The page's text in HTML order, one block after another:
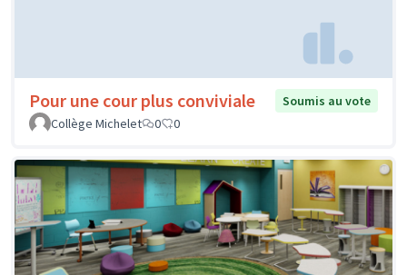
Pour une cour plus conviviale
Soumis au vote
Collège Michelet
0 0